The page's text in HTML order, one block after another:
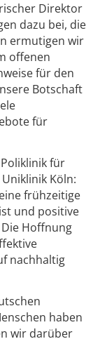
Direktor
dazu bei, die
ermutigen wir
offenen
für den
Botschaft
für
für
Köln:
frühzeitige
und positive
Hoffnung
nachhaltig
haben
wir darüber